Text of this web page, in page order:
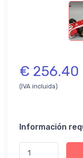
€ 256.40
(IVA incluida)
Información